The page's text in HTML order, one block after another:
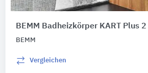
BEMM Badheizkörper KART Plus 2
BEMM
Vergleichen